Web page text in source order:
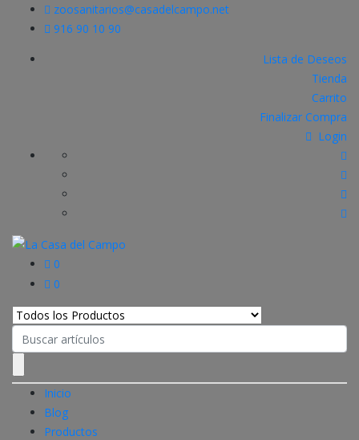
zoosanitarios@casadelcampo.net
916 90 10 90
Lista de Deseos
Tienda
Carrito
Finalizar Compra
Login
0
0
Search
for:
Inicio
Blog
Productos